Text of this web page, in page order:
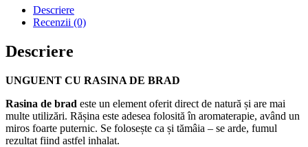
Descriere
Recenzii (0)
Descriere
UNGUENT CU RASINA DE BRAD
Rasina de brad este un element oferit direct de natură și are mai
multe utilizări. Rășina este adesea folosită în aromaterapie, având un
miros foarte puternic. Se folosește ca și tămâia – se arde, fumul
rezultat fiind astfel inhalat.